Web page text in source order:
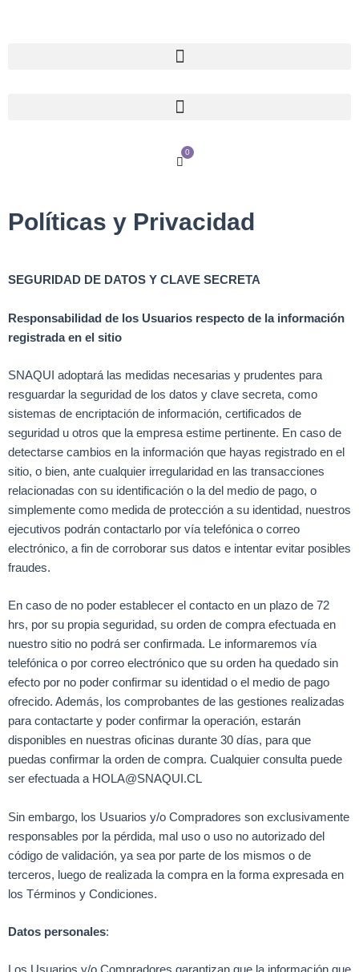
0
Cart
Políticas y Privacidad
SEGURIDAD DE DATOS Y CLAVE SECRETA
Responsabilidad de los Usuarios respecto de la información
registrada en el sitio
SNAQUI adoptará las medidas necesarias y prudentes para
resguardar la seguridad de los datos y clave secreta, como
sistemas de encriptación de información, certificados de
seguridad u otros que la empresa estime pertinente. En caso de
detectarse cambios en la información que hayas registrado en el
sitio, o bien, ante cualquier irregularidad en las transacciones
relacionadas con su identificación o la del medio de pago, o
simplemente como medida de protección a su identidad, nuestros
ejecutivos podrán contactarlo por vía telefónica o correo
electrónico, a fin de corroborar sus datos e intentar evitar posibles
fraudes.
En caso de no poder establecer el contacto en un plazo de 72
hrs, por su propia seguridad, su orden de compra efectuada en
nuestro sitio no podrá ser confirmada. Le informaremos vía
telefónica o por correo electrónico que su orden ha quedado sin
efecto por no poder confirmar su identidad o el medio de pago
ofrecido. Además, los comprobantes de las gestiones realizadas
para contactarte y poder confirmar la operación, estarán
disponibles en nuestras oficinas durante 30 días, para que
puedas confirmar la orden de compra. Cualquier consulta puede
ser efectuada a HOLA@SNAQUI.CL
Sin embargo, los Usuarios y/o Compradores son exclusivamente
responsables por la pérdida, mal uso o uso no autorizado del
código de validación, ya sea por parte de los mismos o de
terceros, luego de realizada la compra en la forma expresada en
los Términos y Condiciones.
Datos personales: